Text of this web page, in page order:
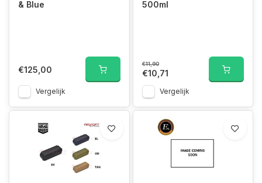
& Blue
€125,00
Vergelijk
500ml
€11,90
€10,71
Vergelijk